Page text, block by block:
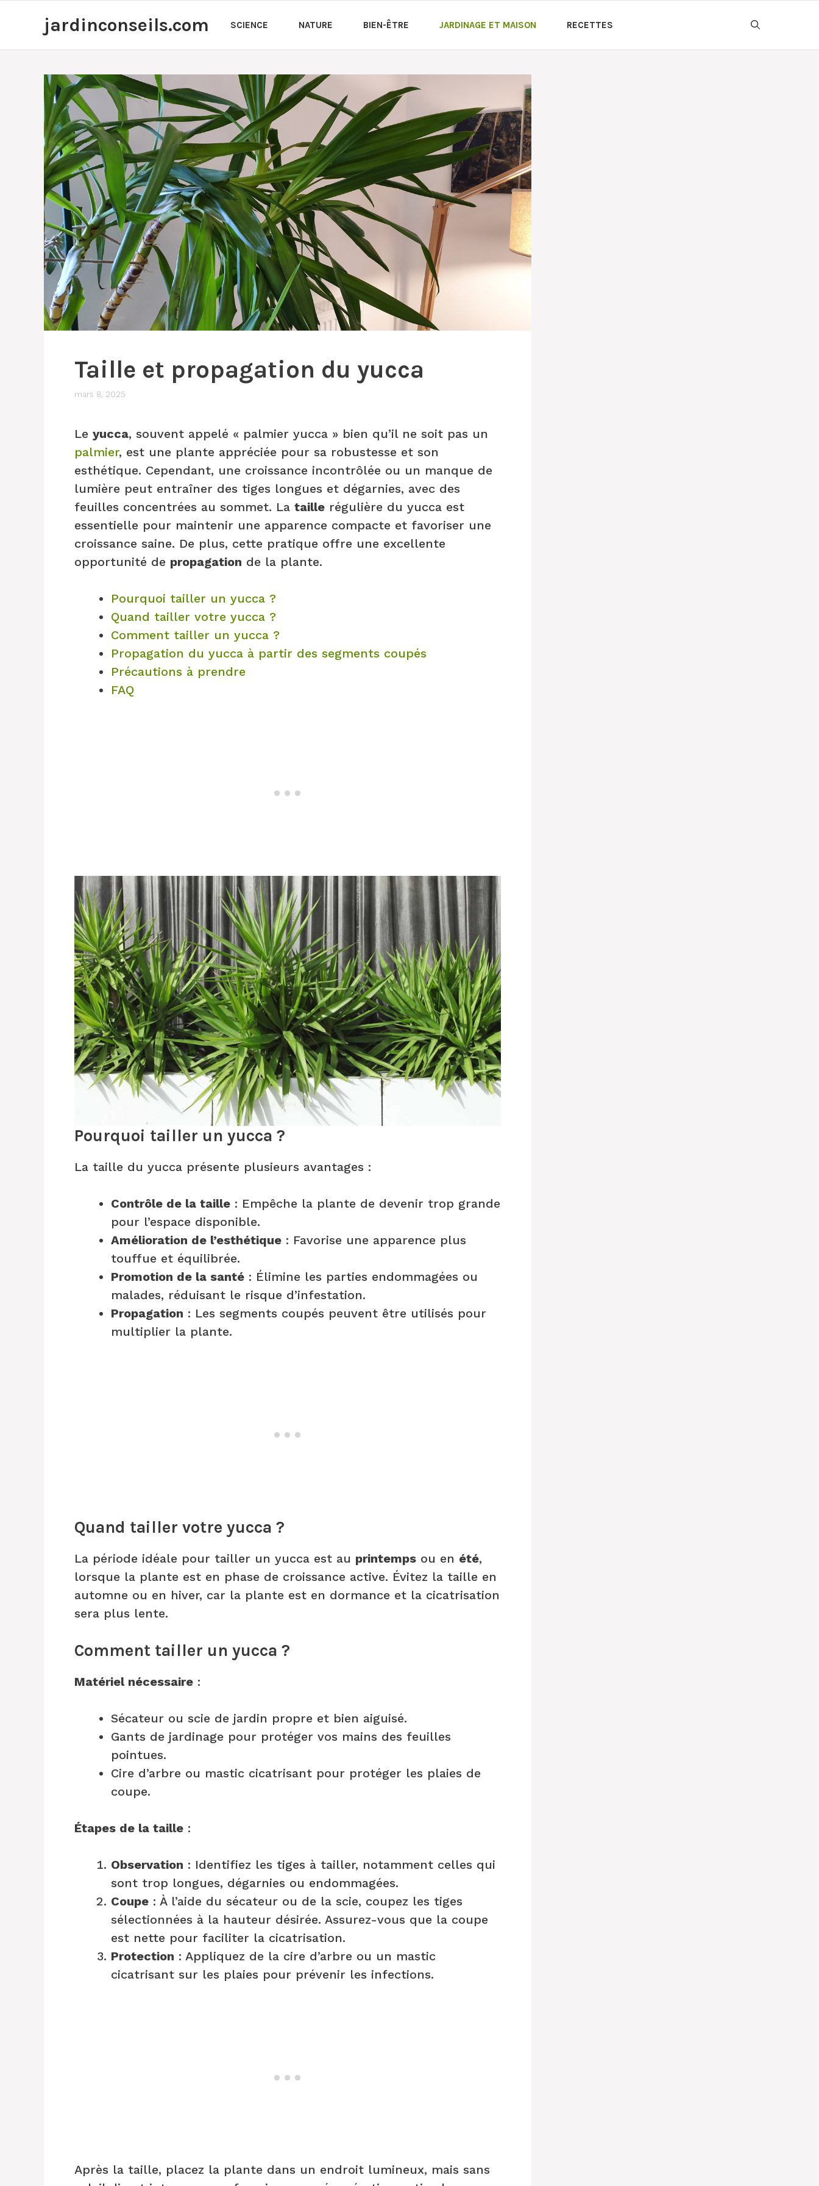
jardinconseils.com SCIENCE NATURE BIEN-ÊTRE JARDINAGE ET MAISON RECETTES
Taille et propagation du yucca
mars 8, 2025
Le yucca, souvent appelé « palmier yucca » bien qu’il ne soit pas un
palmier, est une plante appréciée pour sa robustesse et son
esthétique. Cependant, une croissance incontrôlée ou un manque de
lumière peut entraîner des tiges longues et dégarnies, avec des
feuilles concentrées au sommet. La taille régulière du yucca est
essentielle pour maintenir une apparence compacte et favoriser une
croissance saine. De plus, cette pratique offre une excellente
opportunité de propagation de la plante.
Pourquoi tailler un yucca ?
Quand tailler votre yucca ?
Comment tailler un yucca ?
Propagation du yucca à partir des segments coupés
Précautions à prendre
FAQ
Pourquoi tailler un yucca ?
La taille du yucca présente plusieurs avantages :
Contrôle de la taille : Empêche la plante de devenir trop grande
pour l’espace disponible.
Amélioration de l’esthétique : Favorise une apparence plus
touffue et équilibrée.
Promotion de la santé : Élimine les parties endommagées ou
malades, réduisant le risque d’infestation.
Propagation : Les segments coupés peuvent être utilisés pour
multiplier la plante.
Quand tailler votre yucca ?
La période idéale pour tailler un yucca est au printemps ou en été,
lorsque la plante est en phase de croissance active. Évitez la taille en
automne ou en hiver, car la plante est en dormance et la cicatrisation
sera plus lente.
Comment tailler un yucca ?
Matériel nécessaire :
Sécateur ou scie de jardin propre et bien aiguisé.
Gants de jardinage pour protéger vos mains des feuilles
pointues.
Cire d’arbre ou mastic cicatrisant pour protéger les plaies de
coupe.
Étapes de la taille :
Observation : Identifiez les tiges à tailler, notamment celles qui
sont trop longues, dégarnies ou endommagées.
Coupe : À l’aide du sécateur ou de la scie, coupez les tiges
sélectionnées à la hauteur désirée. Assurez-vous que la coupe
est nette pour faciliter la cicatrisation.
Protection : Appliquez de la cire d’arbre ou un mastic
cicatrisant sur les plaies pour prévenir les infections.
Après la taille, placez la plante dans un endroit lumineux, mais sans